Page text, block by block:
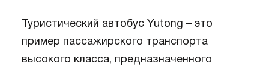
Туристический автобус Yutong – это
пример пассажирского транспорта
высокого класса, предназначенного